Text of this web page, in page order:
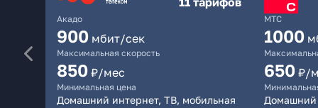
Акадо
900 мбит/сек
Максимальная скорость
850 ₽/мес
Минимальная цена
Домашний интернет, ТВ, мобильная
МТС
1000
650 ₽/
Домашний